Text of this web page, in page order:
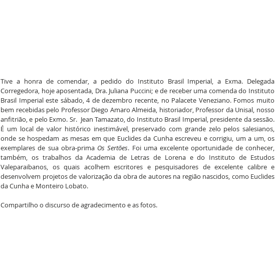
Tive a honra de comendar, a pedido do Instituto Brasil Imperial, a Exma. Delegada
Corregedora, hoje aposentada, Dra. Juliana Puccini; e de receber uma comenda do Instituto
Brasil Imperial este sábado, 4 de dezembro recente, no Palacete Veneziano. Fomos muito
bem recebidas pelo Professor Diego Amaro Almeida, historiador, Professor da Unisal, nosso
anfitrião, e pelo Exmo. Sr.  Jean Tamazato, do Instituto Brasil Imperial, presidente da sessão.
É um local de valor histórico inestimável, preservado com grande zelo pelos salesianos,
onde se hospedam as mesas em que Euclides da Cunha escreveu e corrigiu, um a um, os
exemplares de sua obra-prima Os Sertões. Foi uma excelente oportunidade de conhecer,
também, os trabalhos da Academia de Letras de Lorena e do Instituto de Estudos
Valeparaibanos, os quais acolhem escritores e pesquisadores de excelente calibre e
desenvolvem projetos de valorização da obra de autores na região nascidos, como Euclides
da Cunha e Monteiro Lobato.
Compartilho o discurso de agradecimento e as fotos.